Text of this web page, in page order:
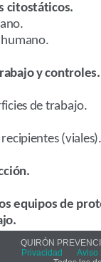
citostáticos.
y controles.
de trabajo.
(viales).
equipos de
QUIRÓN
Privacidad
Aviso